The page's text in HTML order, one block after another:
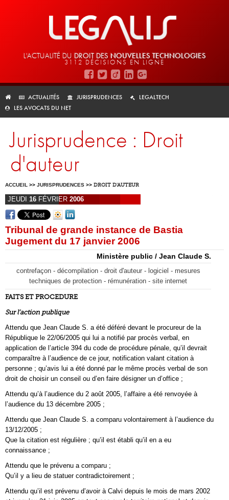
L'ACTUALITÉ DU DROIT DES NOUVELLES TECHNOLOGIES
3112 DÉCISIONS EN LIGNE
ACTUALITÉS JURISPRUDENCES
LEGALTECH
LES AVOCATS DU NET
Jurisprudence : Droit
d'auteur
ACCUEIL >> JURISPRUDENCES >> DROIT D'AUTEUR
JEUDI 16 FÉVRIER 2006
Tribunal de grande instance de Bastia
Jugement du 17 janvier 2006
Ministère public / Jean Claude S.
contrefaçon - décompilation - droit d'auteur - logiciel - mesures
techniques de protection - rémunération - site internet
FAITS ET PROCEDURE
Sur l’action publique
Attendu que Jean Claude S. a été déféré devant le procureur de la
République le 22/06/2005 qui lui a notifié par procès verbal, en
application de l’article 394 du code de procédure pénale, qu’il devrait
comparaître à l’audience de ce jour, notification valant citation à
personne ; qu’avis lui a été donné par le même procès verbal de son
droit de choisir un conseil ou d’en faire désigner un d’office ;
Attendu qu’à l’audience du 2 août 2005, l’affaire a été renvoyée à
l’audience du 13 décembre 2005 ;
Attendu que Jean Claude S. a comparu volontairement à l’audience du
13/12/2005 ;
Que la citation est régulière ; qu’il est établi qu’il en a eu
connaissance ;
Attendu que le prévenu a comparu ;
Qu’il y a lieu de statuer contradictoirement ;
Attendu qu’il est prévenu d’avoir à Calvi depuis le mois de mars 2002